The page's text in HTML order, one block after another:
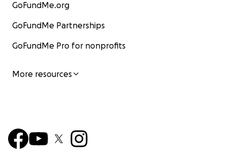
GoFundMe.org
GoFundMe Partnerships
GoFundMe Pro for nonprofits
More resources